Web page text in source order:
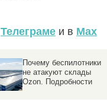
Телеграме и в Max
Почему беспилотники
не атакуют склады
Ozon. Подробности